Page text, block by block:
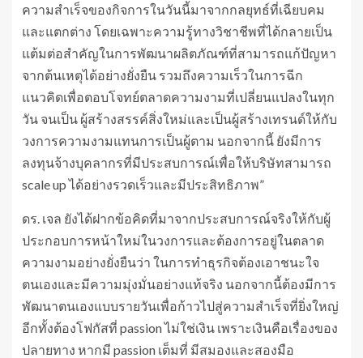
ความสำเร็จของกิจการในวันนี้มาจากกลยุทธ์ที่เฉียบคม
และแตกต่าง โดยเฉพาะความรู้ทางวิชาชีพที่ได้กลายเป็น
แต้มต่อสำคัญในการพัฒนาผลิตภัณฑ์ที่สามารถแก้ปัญหา
จากต้นเหตุได้อย่างยั่งยืน รวมถึงความเร็วในการฉีก
แนวคิดเพื่อตอบโจทย์ตลาดความงามที่เปลี่ยนแปลงในทุก
วัน จนเป็น ผู้สร้างสรรค์สิ่งใหม่และเป็นผู้สร้างเทรนด์ให้กับ
วงการความงามแทนการเป็นผู้ตาม นอกจากนี้ ยังมีการ
ลงทุนจ้างบุคลากรที่มีประสบการณ์เพื่อให้บริษัทสามารถ
scale up ได้อย่างรวดเร็วและมีประสิทธิภาพ”
ดร. เจล ยังได้ฝากข้อคิดที่มาจากประสบการณ์จริงให้กับผู้
ประกอบการหน้าใหม่ในวงการและต้องการอยู่ในตลาด
ความงามอย่างยั่งยืนว่า ในการทำธุรกิจต้องเอาชนะใจ
ตนเองและมีความมุ่งมั่นอย่างแท้จริง นอกจากนี้ต้องมีการ
พัฒนาตนเองแบบรายวันเพื่อก้าวไปสู่ความสำเร็จที่ยิ่งใหญ่
อีกทั้งต้องโฟกัสที่ passion ไม่ใช่เงิน เพราะเงินคือเรื่องของ
ปลายทาง หากมี passion เต็มที่ มีสมองและสองมือ